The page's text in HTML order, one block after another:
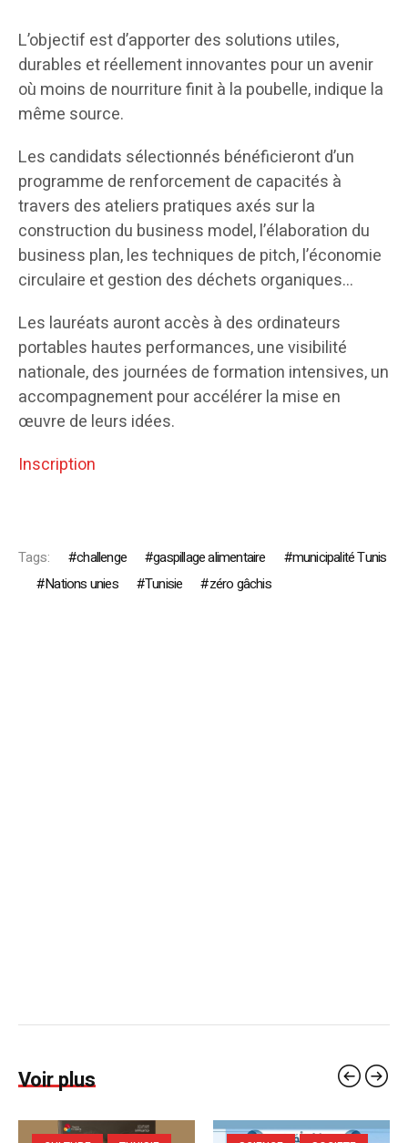
L’objectif est d’apporter des solutions utiles,
durables et réellement innovantes pour un avenir
où moins de nourriture finit à la poubelle, indique la
même source.
Les candidats sélectionnés bénéficieront d’un
programme de renforcement de capacités à
travers des ateliers pratiques axés sur la
construction du business model, l’élaboration du
business plan, les techniques de pitch, l’économie
circulaire et gestion des déchets organiques…
Les lauréats auront accès à des ordinateurs
portables hautes performances, une visibilité
nationale, des journées de formation intensives, un
accompagnement pour accélérer la mise en
œuvre de leurs idées.
Inscription
Tags: challenge gaspillage alimentaire
municipalité Tunis
Nations unies
Tunisie zéro gâchis
Voir plus